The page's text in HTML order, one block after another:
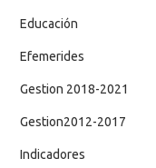
Educación
Efemerides
Gestion 2018-2021
Gestion2012-2017
Indicadores